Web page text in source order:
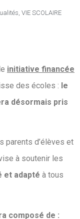
VIE SCOLAIRE
initiative financée
des écoles : le
désormais pris
parents d’élèves et
à soutenir les
et adapté à tous
composé de :